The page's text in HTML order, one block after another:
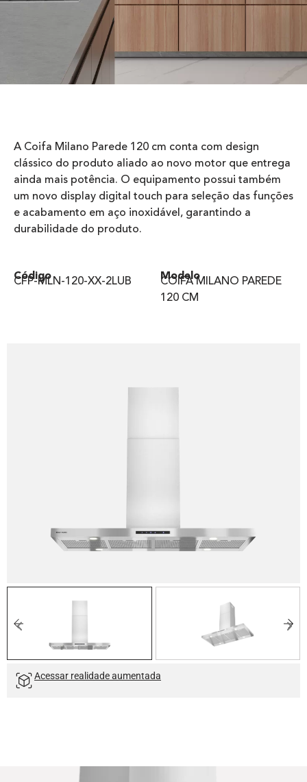
A Coifa Milano Parede 120 cm conta com design
clássico do produto aliado ao novo motor que entrega
ainda mais potência. O equipamento possui também
um novo display digital touch para seleção das funções
e acabamento em aço inoxidável, garantindo a
durabilidade do produto.
Código
CFP-MLN-120-XX-2LUB Modelo
COIFA MILANO PAREDE
120 CM
Acessar realidade aumentada